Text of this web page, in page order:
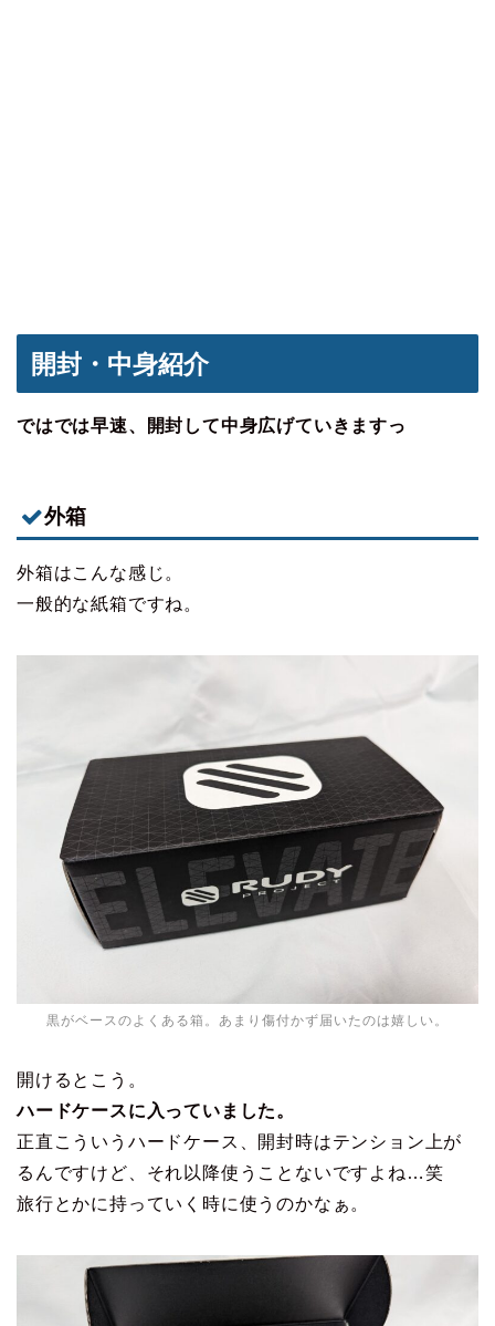
開封・中身紹介
ではでは早速、開封して中身広げていきますっ
外箱
外箱はこんな感じ。
一般的な紙箱ですね。
黒がベースのよくある箱。あまり傷付かず届いたのは嬉しい。
開けるとこう。
ハードケースに入っていました。
正直こういうハードケース、開封時はテンション上が
るんですけど、それ以降使うことないですよね…笑
旅行とかに持っていく時に使うのかなぁ。